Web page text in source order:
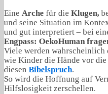
Eine Arche für die Klugen,
und seine Situation im
und gut interpretiert – bei
Engpass: OekoHuman
Viele werden wahrscheinlich
wie Kinder die Hände vor
diesen Bibelspruch.
So wird die Hoffnung auf
Hilfslosigkeit zerschellen.